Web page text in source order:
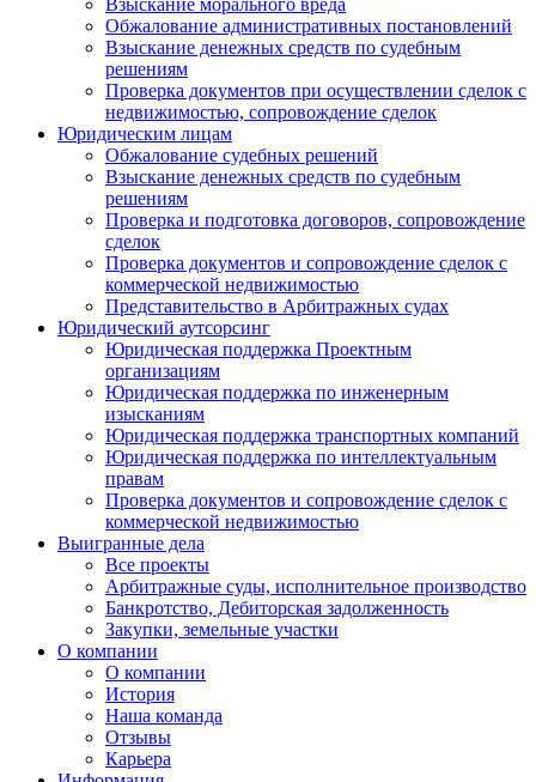
Взыскание морального вреда
Обжалование административных постановлений
Взыскание денежных средств по судебным
решениям
Проверка документов при осуществлении сделок с
недвижимостью, сопровождение сделок
Юридическим лицам
Обжалование судебных решений
Взыскание денежных средств по судебным
решениям
Проверка и подготовка договоров, сопровождение
сделок
Проверка документов и сопровождение сделок с
коммерческой недвижимостью
Представительство в Арбитражных судах
Юридический аутсорсинг
Юридическая поддержка Проектным
организациям
Юридическая поддержка по инженерным
изысканиям
Юридическая поддержка транспортных компаний
Юридическая поддержка по интеллектуальным
правам
Проверка документов и сопровождение сделок с
коммерческой недвижимостью
Выигранные дела
Все проекты
Арбитражные суды, исполнительное производство
Банкротство, Дебиторская задолженность
Закупки, земельные участки
О компании
О компании
История
Наша команда
Отзывы
Карьера